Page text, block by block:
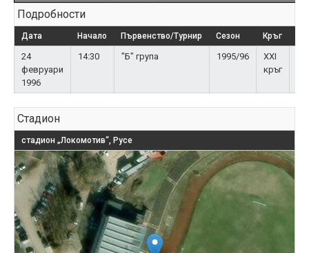
Подробности
Дата Начало Първенство/Турнир Сезон Кръг
24
февруари
1996
14:30 "Б" група 1995/96
XXI
кръг
Стадион
стадион „Локомотив“, Русе